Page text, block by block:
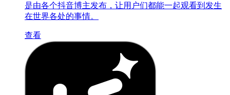
是由各个抖音博主发布，让用户们都能一起观看到发生
在世界各处的事情。
查看